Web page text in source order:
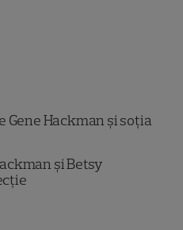
Gene Hackman și soția
și Betsy